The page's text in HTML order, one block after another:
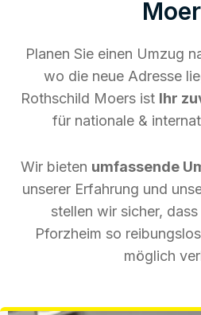
Planen Sie einen Umzug
wo die neue Adresse
Rothschild Moers ist Ihr
für nationale &
Wir bieten umfassende
unserer Erfahrung und
stellen wir sicher,
Pforzheim so
möglich